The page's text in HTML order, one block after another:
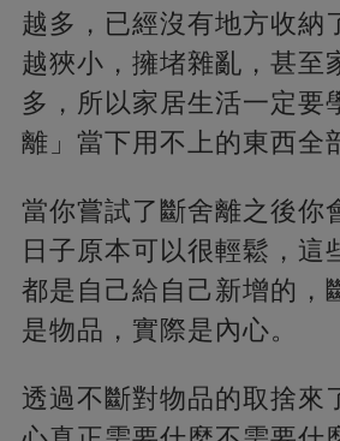
越多，已經沒有地方收納
越狹小，擁堵雜亂，甚至
多，所以家居生活一定要
離」當下用不上的東西全
當你嘗試了斷舍離之後你
日子原本可以很輕鬆，這
都是自己給自己新增的，
是物品，實際是內心。
透過不斷對物品的取捨來